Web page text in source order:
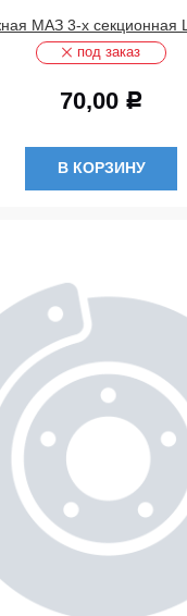
МАЗ 3-х секционная
под заказ
70,00 Р
В КОРЗИНУ